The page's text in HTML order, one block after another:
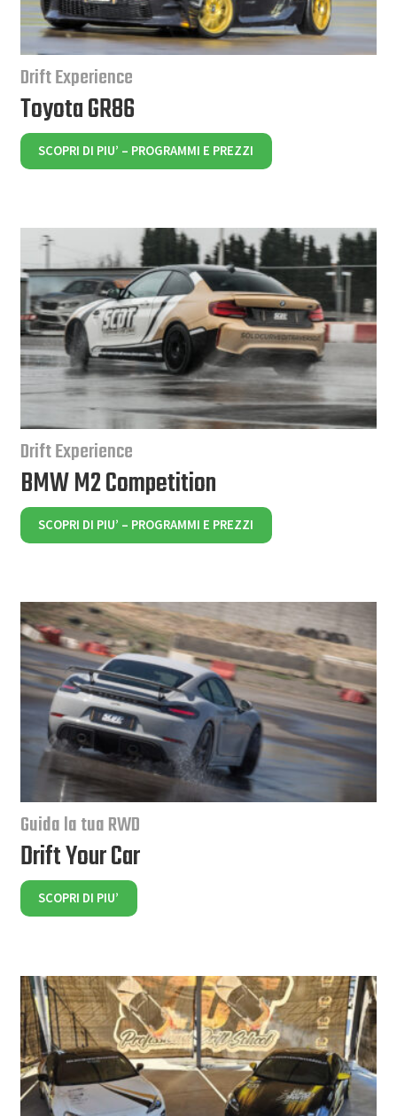
Drift Experience
Toyota GR86
SCOPRI DI PIU’ – PROGRAMMI E PREZZI
Drift Experience
BMW M2 Competition
SCOPRI DI PIU’ – PROGRAMMI E PREZZI
Guida la tua RWD
Drift Your Car
SCOPRI DI PIU’